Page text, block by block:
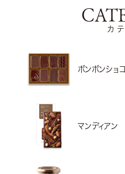
カ
ボンボンショ
マンディアン